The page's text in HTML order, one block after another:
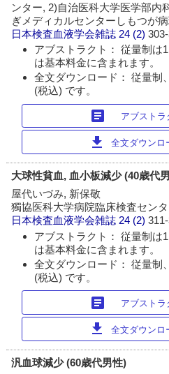
ンター, 2)自治医科大学医学部内
ぎメディカルセンターしもつが
日本検査血液学会雑誌 24 (2)
アブストラクト： 従量制は
は基本料金に含まれます。
全文ダウンロード： 従量制
(税込) です。
article アブストラ
download 全文ダウンロ
大球性貧血, 血小板減少 (40歳代
屋代いづみ, 新保敬
獨協医科大学病院臨床検査セン
日本検査血液学会雑誌 24 (2)
アブストラクト： 従量制は
は基本料金に含まれます。
全文ダウンロード： 従量制
(税込) です。
article アブストラ
download 全文ダウンロ
汎血球減少 (60歳代男性)